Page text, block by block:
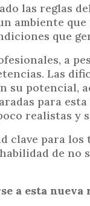
las reglas
ambiente
que
a
Las
su potencial,
para
realistas
clave para
de
a esta nueva